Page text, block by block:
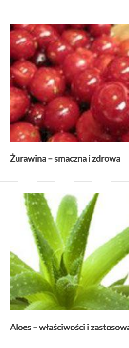
Żurawina – smaczna i zdrowa
Aloes – właściwości i